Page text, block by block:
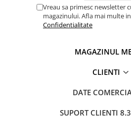
Hrana pentru pisici
Hrana pentru porci
Hrana pt gaini si pui
Vreau sa primesc newsletter
magazinului. Afla mai multe in
Confidentialitate
MAGAZINUL
CLIENTI
DATE
SUPORT CLIENTI